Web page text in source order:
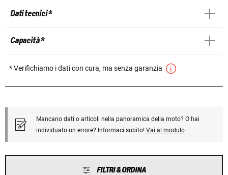
Dati tecnici *
Capacità *
* Verifichiamo i dati con cura, ma senza garanzia
Mancano dati o articoli nella panoramica della moto? O hai
individuato un errore? Informaci subito! Vai al modulo
FILTRI & ORDINA